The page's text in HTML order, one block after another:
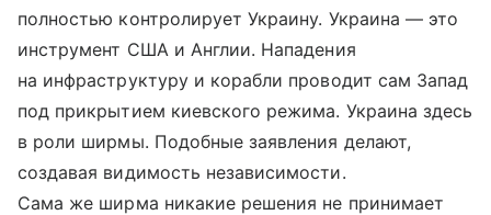
полностью контролирует Украину. Украина — это
инструмент США и Англии. Нападения
на инфраструктуру и корабли проводит сам Запад
под прикрытием киевского режима. Украина здесь
в роли ширмы. Подобные заявления делают,
создавая видимость независимости.
Сама же ширма никакие решения не принимает